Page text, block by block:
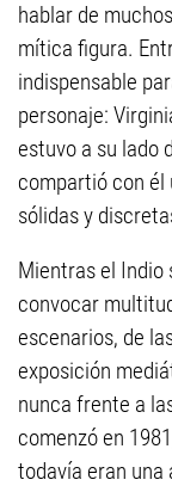
hablar de
mítica figura.
indispensable
personaje:
estuvo a su lado
compartió con él
sólidas y
Mientras el Indio
convocar
escenarios, de
exposición
nunca frente a
comenzó en
todavía eran